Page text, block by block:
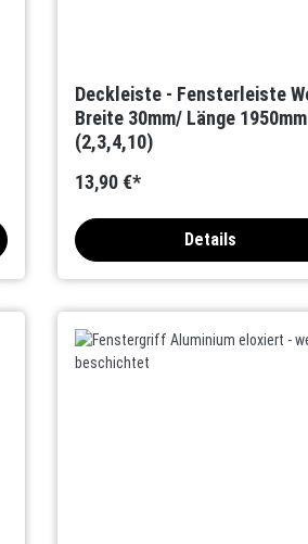
Deckleiste - Fensterleiste
Breite 30mm/ Länge
(2,3,4,10)
13,90 €*
Details